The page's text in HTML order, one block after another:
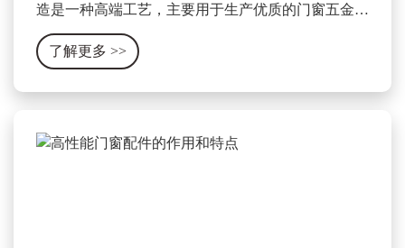
造是一种高端工艺，主要用于生产优质的门窗五金产
品。这种工艺主要包含以下几个方面：
了解更多 >>